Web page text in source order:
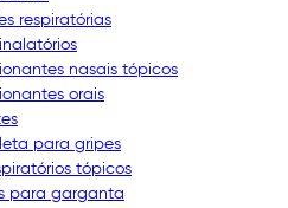
respiratórias
nasais tópicos
orais
para gripes
tópicos
para garganta